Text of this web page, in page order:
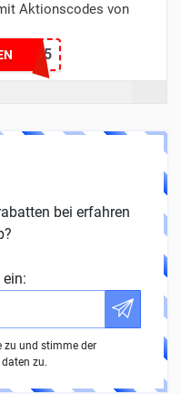
Aktionscodes von
bei erfahren
ein:
zu und stimme der
zu.